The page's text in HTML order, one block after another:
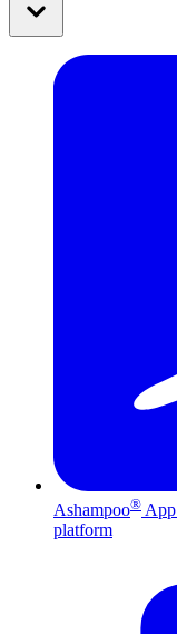
Ashampoo® App
platform